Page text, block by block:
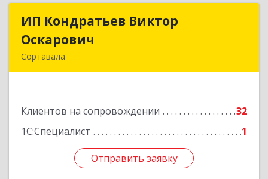
ИП Кондратьев Виктор
Оскарович
Сортавала
Клиентов на сопровождении
32
1С:Специалист
1
Отправить заявку
ИП Кондратьев Виктор
Подробнее
Отправить заявку